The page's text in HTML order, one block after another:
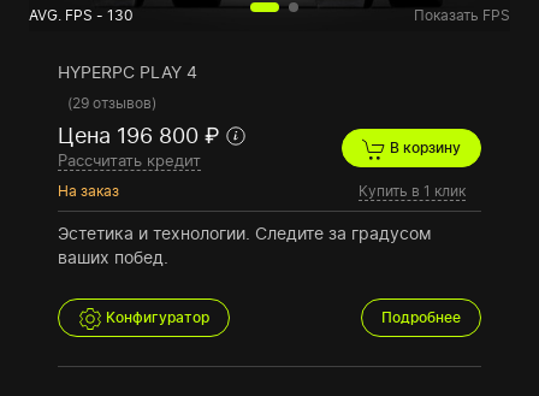
AVG. FPS - 130 Показать FPS
HYPERPC PLAY 4
(29 отзывов)
Цена 196 800 ₽
Рассчитать кредит
На заказ
В корзину
Купить в 1 клик
Эстетика и технологии. Следите за градусом
ваших побед.
Конфигуратор Подробнее